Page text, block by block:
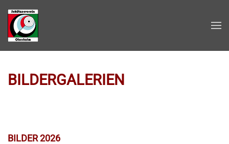
Zum Hauptinhalt springen
BILDERGALERIEN
BILDER 2026